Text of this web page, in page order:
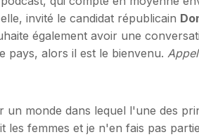
invité le candidat républicain
également avoir une
pays, alors il est le bienvenu.
un monde dans lequel l'une des
femmes et je n'en fais pas